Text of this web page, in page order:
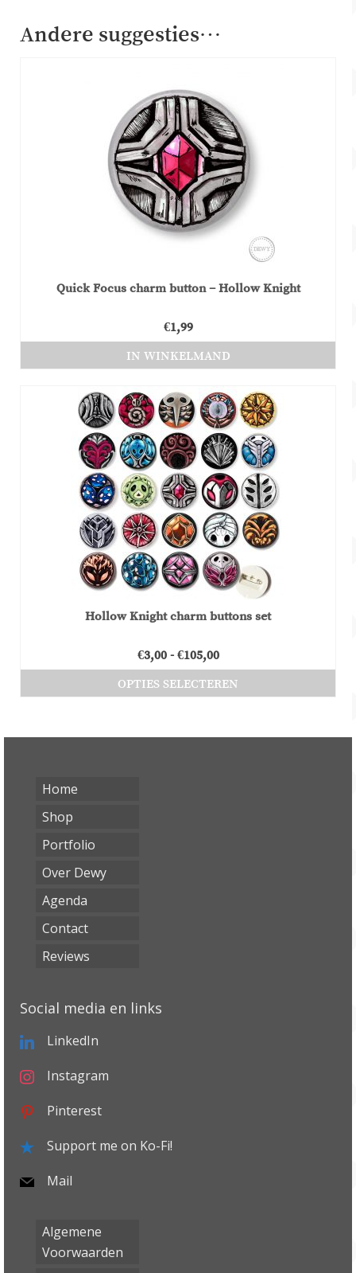
Andere suggesties…
Quick Focus charm button – Hollow Knight
€1,99
IN WINKELMAND
Hollow Knight charm buttons set
€3,00 - €105,00Prijsklasse:
tot
OPTIES SELECTEREN
Home
Shop
Portfolio
Over Dewy
Agenda
Contact
Reviews
Social media en links
LinkedIn
Instagram
Pinterest
Support me on Ko-Fi!
Mail
Algemene
Voorwaarden